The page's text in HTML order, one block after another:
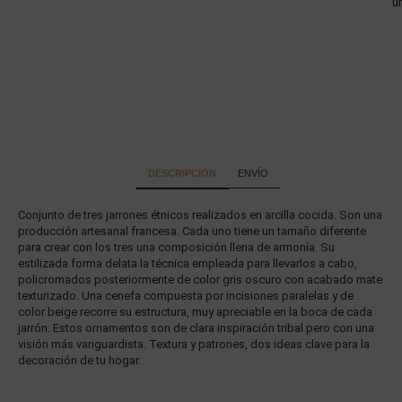
DESCRIPCIÓN ENVÍO
Conjunto de tres jarrones étnicos realizados en arcilla cocida. Son una
producción artesanal francesa. Cada uno tiene un tamaño diferente
para crear con los tres una composición llena de armonía. Su
estilizada forma delata la técnica empleada para llevarlos a cabo,
policromados posteriormente de color gris oscuro con acabado mate
texturizado. Una cenefa compuesta por incisiones paralelas y de
color beige recorre su estructura, muy apreciable en la boca de cada
jarrón. Estos ornamentos son de clara inspiración tribal pero con una
visión más vanguardista. Textura y patrones, dos ideas clave para la
decoración de tu hogar.